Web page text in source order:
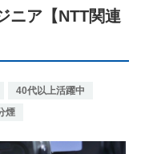
ニア【NTT関連
40代以上活躍中
煙